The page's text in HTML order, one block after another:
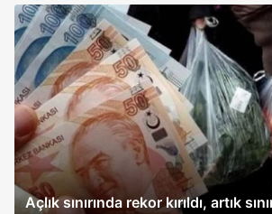
Açlık sınırında rekor kırıldı, artık